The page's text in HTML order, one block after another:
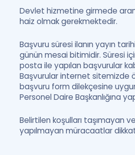
Devlet hizmetine girmede
haiz olmak gerekmektedir.
Başvuru süresi ilanın yayın
günün mesai bitimidir. Süresi
posta ile yapılan başvurular
Başvurular internet sitemizde
başvuru form dilekçesine
Personel Daire Başkanlığına
Belirtilen koşulları taşımayan
yapılmayan müracaatlar